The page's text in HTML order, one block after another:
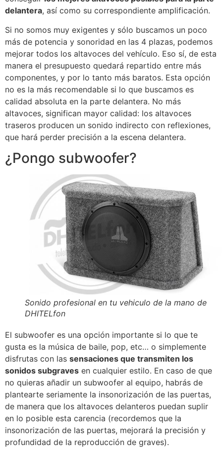
delantera, así como su correspondiente amplificación.
Si no somos muy exigentes y sólo buscamos un poco
más de potencia y sonoridad en las 4 plazas, podemos
mejorar todos los altavoces del vehículo. Eso sí, de esta
manera el presupuesto quedará repartido entre más
componentes, y por lo tanto más baratos. Esta opción
no es la más recomendable si lo que buscamos es
calidad absoluta en la parte delantera. No más
altavoces, significan mayor calidad: los altavoces
traseros producen un sonido indirecto con reflexiones,
que hará perder precisión a la escena delantera.
¿Pongo subwoofer?
Sonido profesional en tu vehiculo de la mano de
DHITELfon
El subwoofer es una opción importante si lo que te
gusta es la música de baile, pop, etc… o simplemente
disfrutas con las sensaciones que transmiten los
sonidos subgraves en cualquier estilo. En caso de que
no quieras añadir un subwoofer al equipo, habrás de
plantearte seriamente la insonorización de las puertas,
de manera que los altavoces delanteros puedan suplir
en lo posible esta carencia (recordemos que la
insonorización de las puertas, mejorará la precisión y
profundidad de la reproducción de graves).